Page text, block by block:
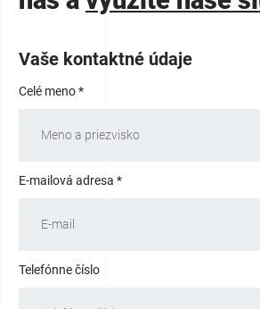
Vaše kontaktné údaje
Celé meno *
E-mailová adresa *
Telefónne číslo